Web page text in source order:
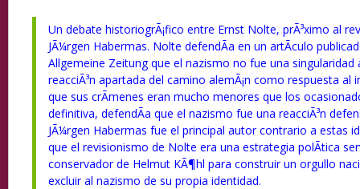
Un debate historiogrÃ¡fico entre Ernst Nolte, prÃ³ximo al
JÃ¼rgen Habermas. Nolte defendÃ­a en un artÃ­culo
Allgemeine Zeitungque el nazismo no fue una singularidad
reacciÃ³n apartada del camino alemÃ¡n como respuesta al
que sus crÃ­menes eran mucho menores que los
definitiva, defendÃ­a que el nazismo fue una reacciÃ³n
JÃ¼rgen Habermas fue el principal autor contrario a estas
que el revisionismo de Nolte era una estrategia polÃ­tica
conservador de Helmut KÃ¶hl para construir un orgullo
excluir al nazismo de su propia identidad.